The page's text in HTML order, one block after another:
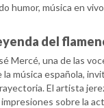
humor, música en
del
Mercé, una de las
música española,
El artista
sobre la